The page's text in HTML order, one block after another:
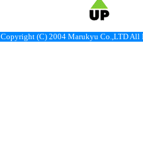
Copyright (C) 2004 Marukyu Co.,LTD All